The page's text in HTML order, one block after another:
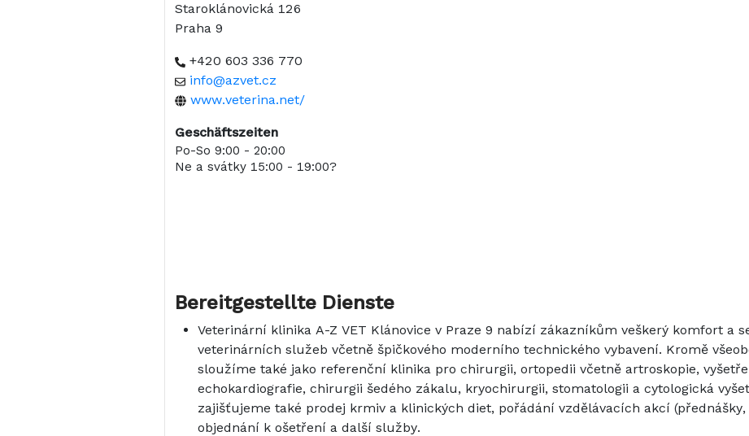
Staroklánovická 126
Praha 9
+420 603 336 770
info@azvet.cz
www.veterina.net/
Geschäftszeiten
Po-So 9:00 - 20:00
Ne a svátky 15:00 - 19:00?
Bereitgestellte Dienste
Veterinární klinika A-Z VET Klánovice v Praze 9 nabízí zákazníkům veškerý komfort a
veterinárních služeb včetně špičkového moderního technického vybavení. Kromě
sloužíme také jako referenční klinika pro chirurgii, ortopedii včetně artroskopie,
echokardiografie, chirurgii šedého zákalu, kryochirurgii, stomatologii a cytologická
zajišťujeme také prodej krmiv a klinických diet, pořádání vzdělávacích akcí
objednání k ošetření a další služby.